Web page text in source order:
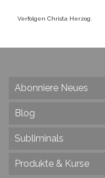
Verfolgen Christa Herzog:
Abonniere Neues
Blog
Subliminals
Produkte & Kurse